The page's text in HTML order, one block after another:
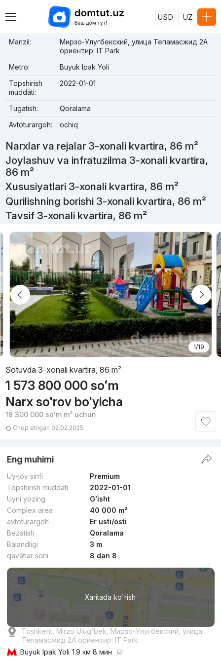
USD UZ
Manzil:
Мирзо-Улугбекский, улица Тепамасжид 2А
ориентир: IT Park
Metro:
Buyuk Ipak Yoli
Topshirish
muddati:
2022-01-01
Tugatish:
Qoralama
Avtoturargoh:
ochiq
Narxlar va rejalar 3-xonali kvartira, 86 m²
Joylashuv va infratuzilma 3-xonali kvartira,
86 m²
Xususiyatlari 3-xonali kvartira, 86 m²
Qurilishning borishi 3-xonali kvartira, 86 m²
Tavsif 3-xonali kvartira, 86 m²
1/19
Sotuvda 3-xonali kvartira, 86 m²
1 573 800 000 soʻm
Narx so'rov bo'yicha
18 300 000 soʻmm² uchun
Chop etilgan 02.02.2025
Eng muhimi
Uy-joy sinfi
Premium
Topshirish muddati
2022-01-01
Uyni yozing
G'isht
Complex area
40 000 m²
avtoturargoh
Er usti/osti
Bezatish
Qoralama
Balandligi
3 m
qavatlar soni
8 dan 8
Xaritada ko'rish
Toshkent, Mirzo Ulug'bek, Мирзо-Улугбекский, улица
Тепамасжид 2А ориентир: IT Park
Buyuk Ipak Yoli 1.9 км 8 мин